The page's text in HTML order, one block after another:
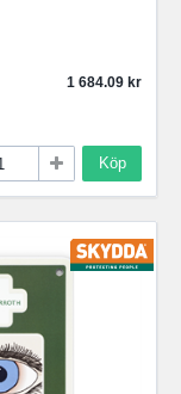
1 684.09
Köp